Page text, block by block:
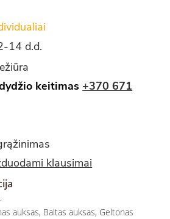
14 d.d.
keitimas +370 671
klausimai
auksas, Baltas auksas, Geltonas